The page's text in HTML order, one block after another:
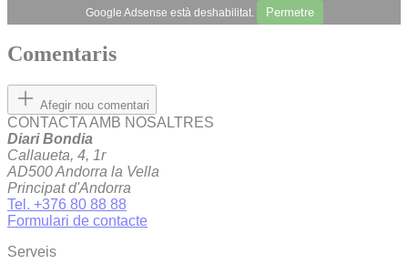
Google Adsense està deshabilitat. Permetre
Comentaris
Afegir nou comentari
CONTACTA AMB NOSALTRES
Diari Bondia
Callaueta, 4, 1r
AD500 Andorra la Vella
Principat d'Andorra
Tel. +376 80 88 88
Formulari de contacte
Serveis